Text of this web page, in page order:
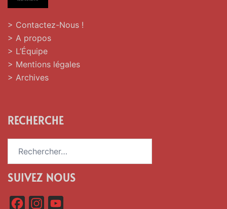
> Contactez-Nous !
> A propos
> L’Équipe
> Mentions légales
> Archives
RECHERCHE
SUIVEZ NOUS